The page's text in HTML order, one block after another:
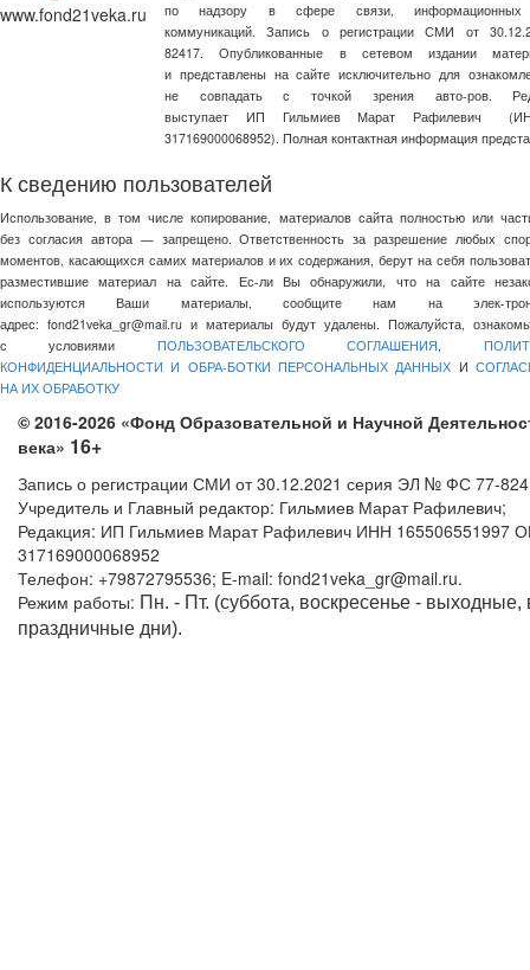
www.fond21veka.ru
по надзору в сфере связи, информационных
коммуникаций. Запись о регистрации СМИ от
82417. Опубликованные в сетевом издании
и представлены на сайте исключительно для
не совпадать с точкой зрения авто-ров.
выступает ИП Гильмиев Марат Рафилевич
317169000068952). Полная контактная информация
К сведению пользователей
Использование, в том числе копирование, материалов сайта полностью или
без согласия автора — запрещено. Ответственность за разрешение любых
моментов, касающихся самих материалов и их содержания, берут на себя
разместившие материал на сайте. Ес-ли Вы обнаружили, что на сайте
используются Ваши материалы, сообщите нам на элек-
адрес: fond21veka_gr@mail.ru и материалы будут удалены. Пожалуйста,
с условиями ПОЛЬЗОВАТЕЛЬСКОГО СОГЛАШЕНИЯ,
КОНФИДЕНЦИАЛЬНОСТИ И ОБРА-БОТКИ ПЕРСОНАЛЬНЫХ ДАННЫХ И
НА ИХ ОБРАБОТКУ
© 2016-2026 «Фонд Образовательной и Научной
века» 16+
Запись о регистрации СМИ от 30.12.2021 серия ЭЛ № ФС 77-
Учредитель и Главный редактор: Гильмиев Марат Рафилевич;
Редакция: ИП Гильмиев Марат Рафилевич ИНН 165506551997
317169000068952
Телефон: +79872795536; E-mail: fond21veka_gr@mail.ru.
Режим работы: Пн. - Пт. (суббота, воскресенье - выходные,
праздничные дни).